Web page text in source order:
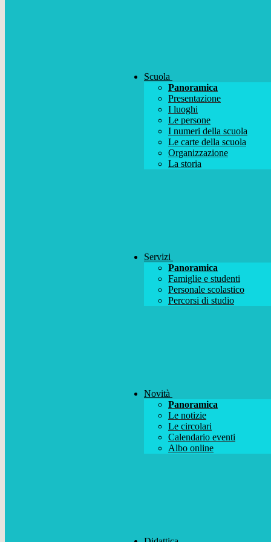
Scuola
Panoramica
Presentazione
I luoghi
Le persone
I numeri della scuola
Le carte della scuola
Organizzazione
La storia
Servizi
Panoramica
Famiglie e studenti
Personale scolastico
Percorsi di studio
Novità
Panoramica
Le notizie
Le circolari
Calendario eventi
Albo online